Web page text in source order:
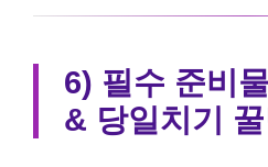
6) 필수 준비
& 당일치기